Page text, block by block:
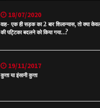
18/07/2020
वाह- एक ही सड़क का 2 बार शिलान्यास, तो क्या
की पट्टिका बदलने को किया गया…?
19/11/2017
कुत्ता या इंसानी कुत्ता